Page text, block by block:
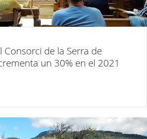
Consorci de la Serra de
un 30% en el 2021